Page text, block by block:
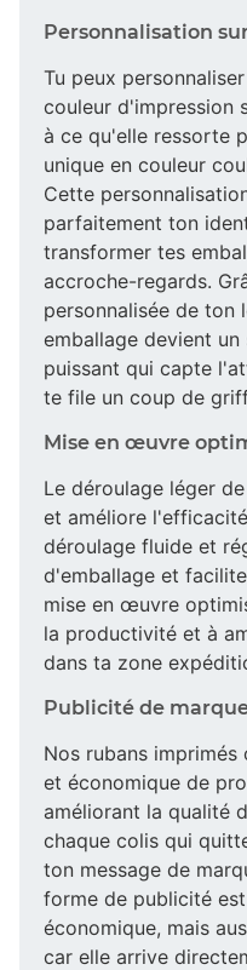
Personnalisation
Tu peux
couleur d'impression
à ce qu'elle ressorte
unique en couleur
Cette
parfaitement ton
transformer tes
accroche-regards.
personnalisée de ton
emballage devient
puissant qui capte
te file un coup de
Mise en œuvre
Le déroulage léger
et améliore
déroulage fluide et
d'emballage et
mise en œuvre
la productivité et à
dans ta zone
Publicité de
Nos rubans
et économique de
améliorant la qualité
chaque colis qui
ton message de
forme de publicité
économique, mais
car elle arrive